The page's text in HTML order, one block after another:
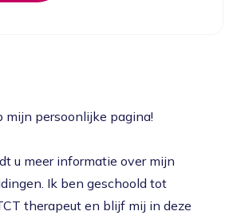
mijn persoonlijke pagina!
u meer informatie over mijn
Ik ben geschoold tot
therapeut en blijf mij in deze